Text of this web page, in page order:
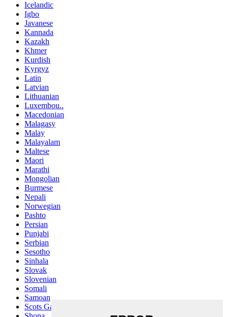
Icelandic
Igbo
Javanese
Kannada
Kazakh
Khmer
Kurdish
Kyrgyz
Latin
Latvian
Lithuanian
Luxembou..
Macedonian
Malagasy
Malay
Malayalam
Maltese
Maori
Marathi
Mongolian
Burmese
Nepali
Norwegian
Pashto
Persian
Punjabi
Serbian
Sesotho
Sinhala
Slovak
Slovenian
Somali
Samoan
Scots Gaelic